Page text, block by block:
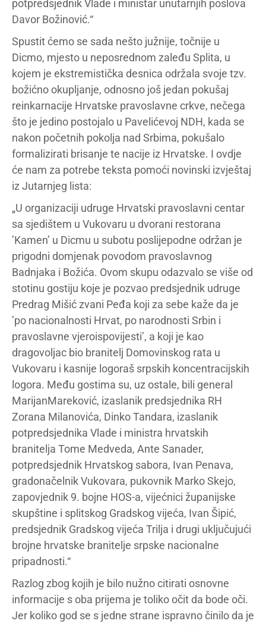
potpredsjednik Vlade i ministar unutarnjih poslova
Davor Božinović.“
Spustit ćemo se sada nešto južnije, točnije u
Dicmo, mjesto u neposrednom zaleđu Splita, u
kojem je ekstremistička desnica održala svoje tzv.
božićno okupljanje, odnosno još jedan pokušaj
reinkarnacije Hrvatske pravoslavne crkve, nečega
što je jedino postojalo u Pavelićevoj NDH, kada se
nakon početnih pokolja nad Srbima, pokušalo
formalizirati brisanje te nacije iz Hrvatske. I ovdje
će nam za potrebe teksta pomoći novinski izvještaj
iz Jutarnjeg lista:
„U organizaciji udruge Hrvatski pravoslavni centar
sa sjedištem u Vukovaru u dvorani restorana
’Kamen’ u Dicmu u subotu poslijepodne održan je
prigodni domjenak povodom pravoslavnog
Badnjaka i Božića. Ovom skupu odazvalo se više od
stotinu gostiju koje je pozvao predsjednik udruge
Predrag Mišić zvani Peđa koji za sebe kaže da je
’po nacionalnosti Hrvat, po narodnosti Srbin i
pravoslavne vjeroispovijesti’, a koji je kao
dragovoljac bio branitelj Domovinskog rata u
Vukovaru i kasnije logoraš srpskih koncentracijskih
logora. Među gostima su, uz ostale, bili general
MarijanMareković, izaslanik predsjednika RH
Zorana Milanovića, Dinko Tandara, izaslanik
potpredsjednika Vlade i ministra hrvatskih
branitelja Tome Medveda, Ante Sanader,
potpredsjednik Hrvatskog sabora, Ivan Penava,
gradonačelnik Vukovara, pukovnik Marko Skejo,
zapovjednik 9. bojne HOS-a, vijećnici županijske
skupštine i splitskog Gradskog vijeća, Ivan Šipić,
predsjednik Gradskog vijeća Trilja i drugi uključujući
brojne hrvatske branitelje srpske nacionalne
pripadnosti.“
Razlog zbog kojih je bilo nužno citirati osnovne
informacije s oba prijema je toliko očit da bode oči.
Jer koliko god se s jedne strane ispravno činilo da je